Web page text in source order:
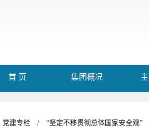
首 页 集团概况
党建专栏 / “坚定不移贯彻总体国家安全观”